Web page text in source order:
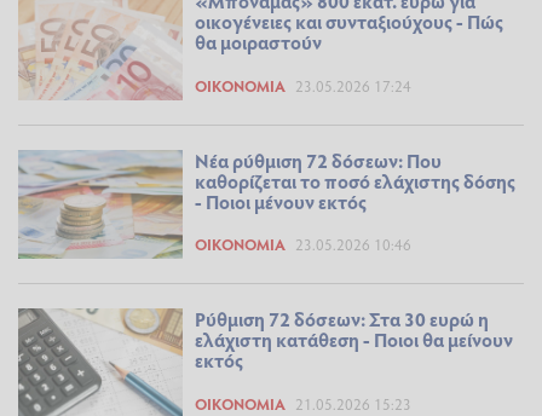
οικογένειες και συνταξιούχους - Πώς
θα μοιραστούν
ΟΙΚΟΝΟΜΊΑ 23.05.2026 17:24
Νέα ρύθμιση 72 δόσεων: Που
καθορίζεται το ποσό ελάχιστης δόσης
- Ποιοι μένουν εκτός
ΟΙΚΟΝΟΜΊΑ 23.05.2026 10:46
Ρύθμιση 72 δόσεων: Στα 30 ευρώ η
ελάχιστη κατάθεση - Ποιοι θα μείνουν
εκτός
ΟΙΚΟΝΟΜΊΑ 21.05.2026 15:23